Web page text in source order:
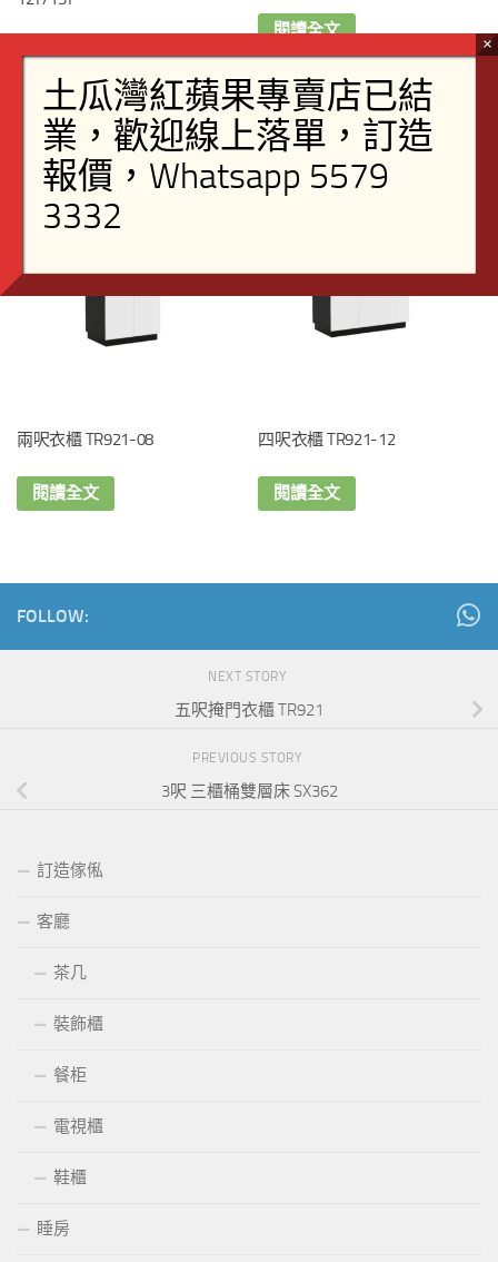
閱讀全文
閱讀全文
兩呎衣櫃 TR921-08
閱讀全文
四呎衣櫃 TR921-12
閱讀全文
FOLLOW:
NEXT STORY
五呎掩門衣櫃 TR921
PREVIOUS STORY
3呎 三櫃桶雙層床 SX362
訂造傢俬
客廳
茶几
裝飾櫃
餐柜
電視櫃
鞋櫃
睡房